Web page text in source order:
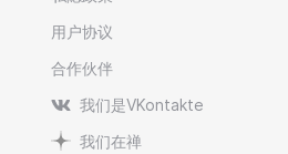
用户协议
合作伙伴
我们是VKontakte
我们在禅